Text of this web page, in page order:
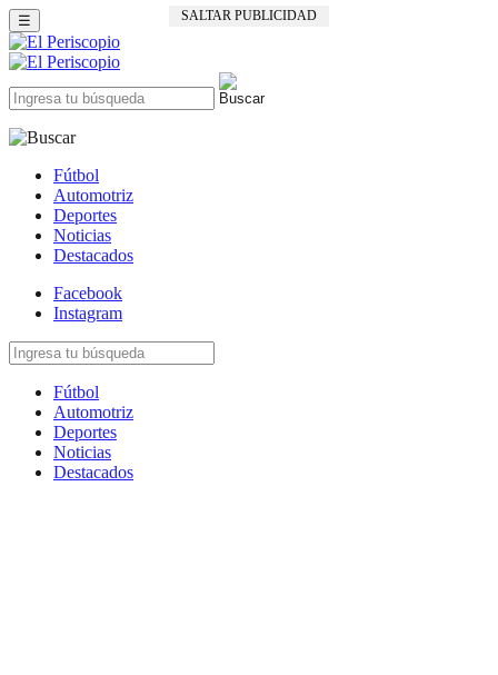
SALTAR PUBLICIDAD
☰
Fútbol
Automotriz
Deportes
Noticias
Destacados
Facebook
Instagram
Fútbol
Automotriz
Deportes
Noticias
Destacados